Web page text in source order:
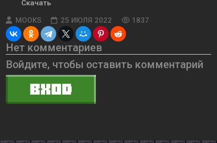
Скачать
MOOKS
25 ИЮЛЯ 2022 1837
Нет комментариев
Войдите, чтобы оставить комментарий